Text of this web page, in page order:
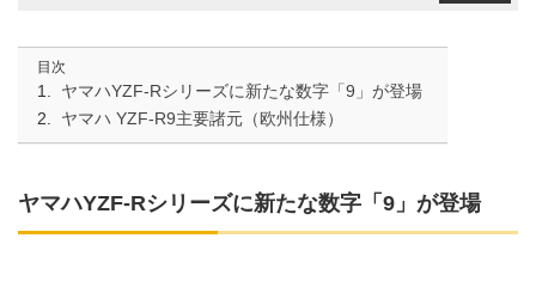
目次
ヤマハYZF-Rシリーズに新たな数字「9」が登場
ヤマハ YZF-R9主要諸元（欧州仕様）
ヤマハYZF-Rシリーズに新たな数字「9」が登場